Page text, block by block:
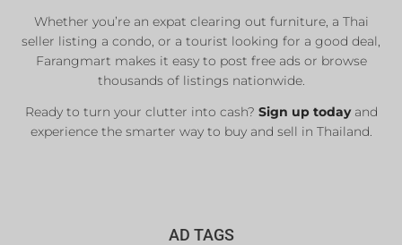
List Now
Whether you’re an expat clearing out furniture, a Thai
seller listing a condo, or a tourist looking for a good deal,
Farangmart makes it easy to post free ads or browse
thousands of listings nationwide.
Ready to turn your clutter into cash? Sign up todayand
experience the smarter way to buy and sell in Thailand.
AD TAGS